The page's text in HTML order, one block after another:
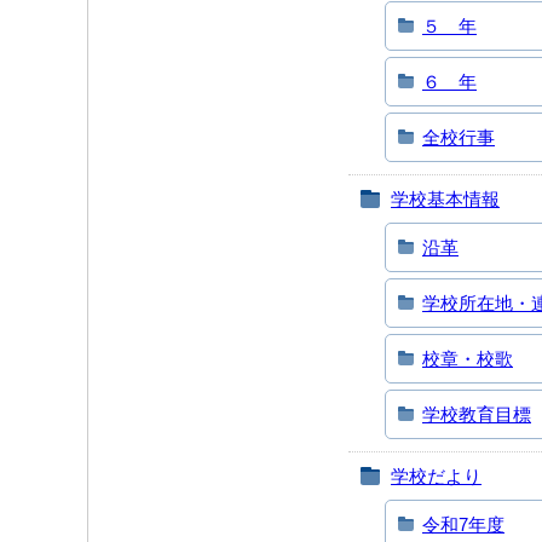
５ 年
６ 年
全校行事
学校基本情報
沿革
学校所在地・
校章・校歌
学校教育目標
学校だより
令和7年度